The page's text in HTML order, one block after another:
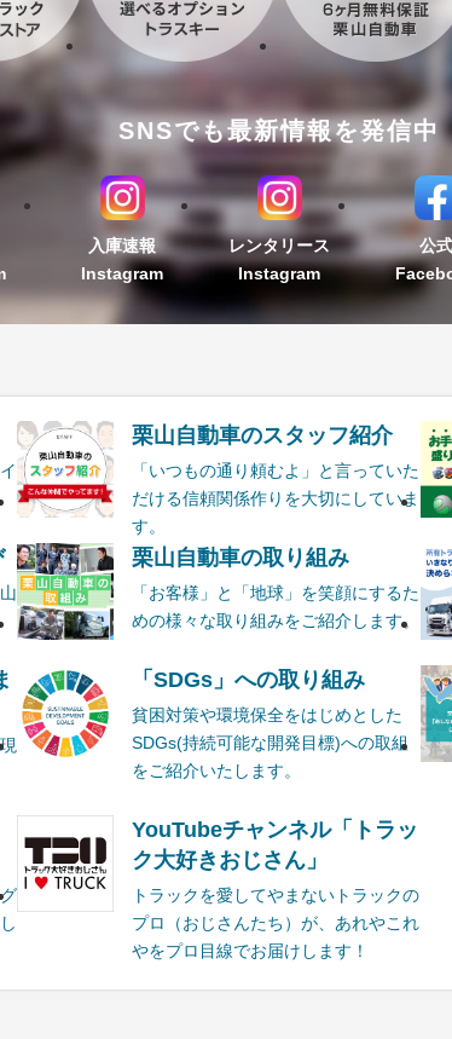
SNSでも最新情報を発信中
入庫速報
Instagram
レンタリース
Instagram
公式
栗山自動車のスタッフ紹介
「いつもの通り頼むよ」と言っていた
だける信頼関係作りを大切にしていま
す。
栗山自動車の取り組み
「お客様」と「地球」を笑顔にするた
めの様々な取り組みをご紹介します。
「SDGs」への取り組み
貧困対策や環境保全をはじめとした
SDGs(持続可能な開発目標)への取組
をご紹介いたします。
YouTubeチャンネル「トラッ
ク大好きおじさん」
トラックを愛してやまないトラックの
プロ（おじさんたち）が、あれやこれ
やをプロ目線でお届けします！